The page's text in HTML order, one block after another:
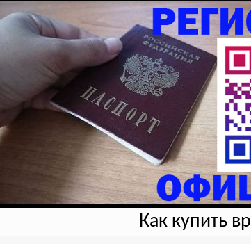
Как купить